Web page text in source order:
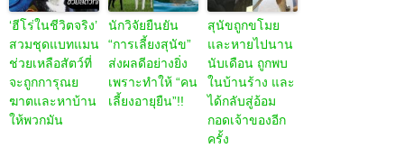
‘ฮีโร่ในชีวิตจริง’
สวมชุดแบทแมน
ช่วยเหลือสัตว์ที่
จะถูกการุณย
ฆาตและหาบ้าน
ให้พวกมัน
นักวิจัยยืนยัน
“การเลี้ยงสุนัข”
ส่งผลดีอย่างยิ่ง
เพราะทำให้ “คน
เลี้ยงอายุยืน”!!
สุนัขถูกขโมย
และหายไปนาน
นับเดือน ถูกพบ
ในบ้านร้าง และ
ได้กลับสู่อ้อม
กอดเจ้าของอีก
ครั้ง